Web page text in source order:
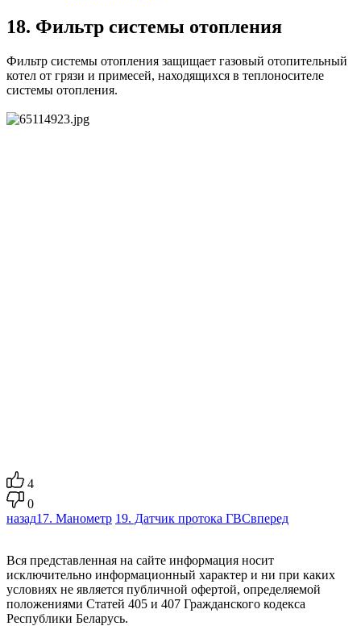
18. Фильтр системы отопления
Фильтр системы отопления защищает газовый отопительный
котел от грязи и примесей, находящихся в теплоносителе
системы отопления.
4
0
назад17. Манометр 19. Датчик протока ГВСвперед
Вся представленная на сайте информация носит
исключительно информационный характер и ни при каких
условиях не является публичной офертой, определяемой
положениями Статей 405 и 407 Гражданского кодекса
Республики Беларусь.